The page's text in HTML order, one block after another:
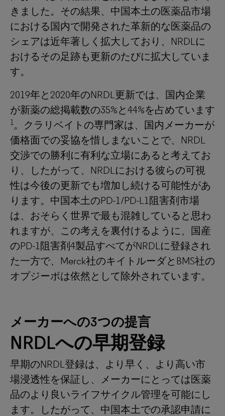
きました。その結果、中国本土の医薬品市場
における国内で開発された革新的な医薬品の
シェアは近年著しく拡大しており、NRDLに
おけるその足跡も更新のたびに拡大していま
す。
2019年と2020年のNRDL更新では、国内企業
が新薬の総掲載数の35%と44%を占めています
1 。クラリベイトの専門家は、国内メーカーが
価格面での妥協を惜しまないことで、NRDL
交渉での勝利に有利な立場にあると考えてお
り、したがって、NRDLにおける彼らの可視
性は今後の更新でも増加し続ける可能性があ
ります。中国本土のPD-1/PD-L1阻害剤市場
は、おそらく世界で最も混雑していると思わ
れますが、この考えを裏付けるように、国産
のPD-1阻害剤4製品すべてがNRDLに登録され
た一方で、Merck社のキイトルーダとBMS社の
オプジーボは依然として除外されています。
メーカーへの3つの提言
NRDLへの早期登録
早期のNRDL登録は、より早く、より高い市
場浸透性を保証し、メーカーにとっては医薬
品のより良いライフサイクル管理を可能にし
ます。したがって、中国本土での承認申請に